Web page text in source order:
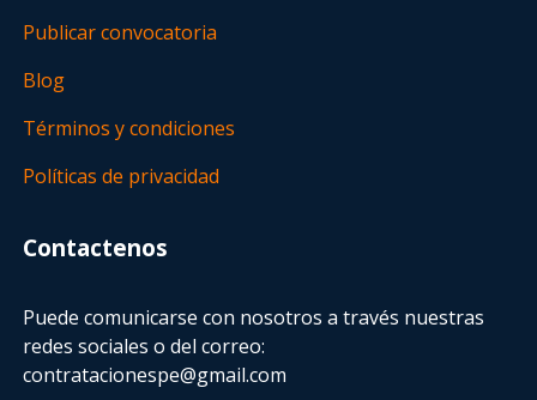
Publicar convocatoria
Blog
Términos y condiciones
Políticas de privacidad
Contactenos
Puede comunicarse con nosotros a través nuestras
redes sociales o del correo:
contratacionespe@gmail.com